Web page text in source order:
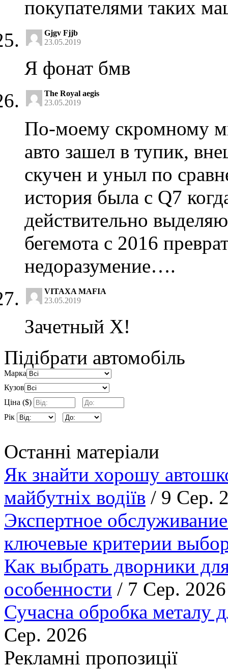
покупателями таких
Gjgv Fjjb
23.05.2019
Я фонат бмв
The Royal aegis
23.05.2019
По-моему скромному
авто зашел в тупик,
скучен и уныл по
история была с Q7
действительно
бегемота с 2016
недоразумение….
VITAXA MAFIA
23.05.2019
Зачетный X!
Підібрати автомобіль
Марка
Кузов
Ціна ($)
Рік
Останні матеріали
Як знайти хорошу
майбутніх водіїв / 9 Сер.
Экспертное
ключевые критерии
Как выбрать дворники
особенности / 7 Сер. 2026
Сучасна обробка металу
Сер. 2026
Рекламні пропозиції